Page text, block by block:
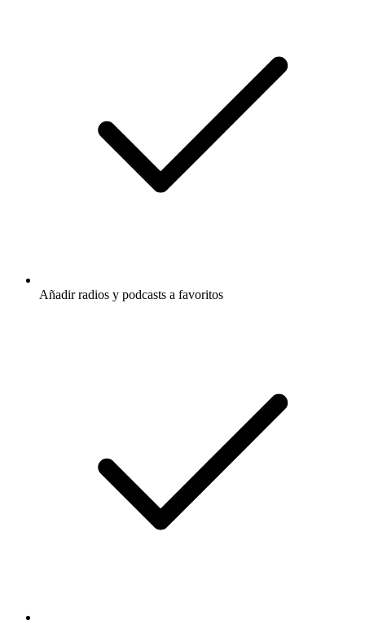
Añadir radios y podcasts a favoritos